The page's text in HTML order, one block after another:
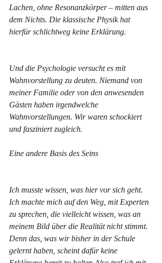
Lachen, ohne Resonanzkörper – mitten aus
dem Nichts. Die klassische Physik hat
hierfür schlichtweg keine Erklärung.
Und die Psychologie versucht es mit
Wahnvorstellung zu deuten. Niemand von
meiner Familie oder von den anwesenden
Gästen haben irgendwelche
Wahnvorstellungen. Wir waren schockiert
und fasziniert zugleich.
Eine andere Basis des Seins
Ich musste wissen, was hier vor sich geht.
Ich machte mich auf den Weg, mit Experten
zu sprechen, die vielleicht wissen, was an
meinem Bild über die Realität nicht stimmt.
Denn das, was wir bisher in der Schule
gelernt haben, scheint dafür keine